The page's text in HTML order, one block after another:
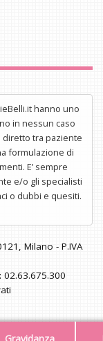
hanno uno
in nessun caso
diretto tra paziente
formulazione di
E’ sempre
e/o gli specialisti
o dubbi e quesiti.
Milano - P.IVA
02.63.675.300